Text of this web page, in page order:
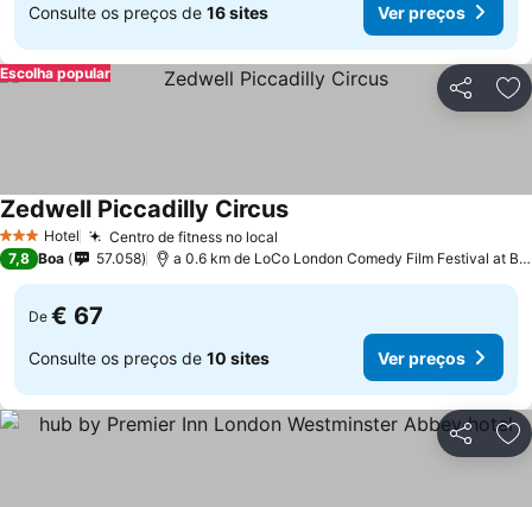
Consulte os preços de 16 sites Ver preços
Partilhar
Escolha popular
3 EstrelasHotel Centro de fitness no local
Zedwell Piccadilly CircusVer preços
7,8 Boa 57.058 a 0.6 km de LoCo London Comedy Film Festival at
De € 67
Consulte os preços de 10 sites Ver preços
Partilhar